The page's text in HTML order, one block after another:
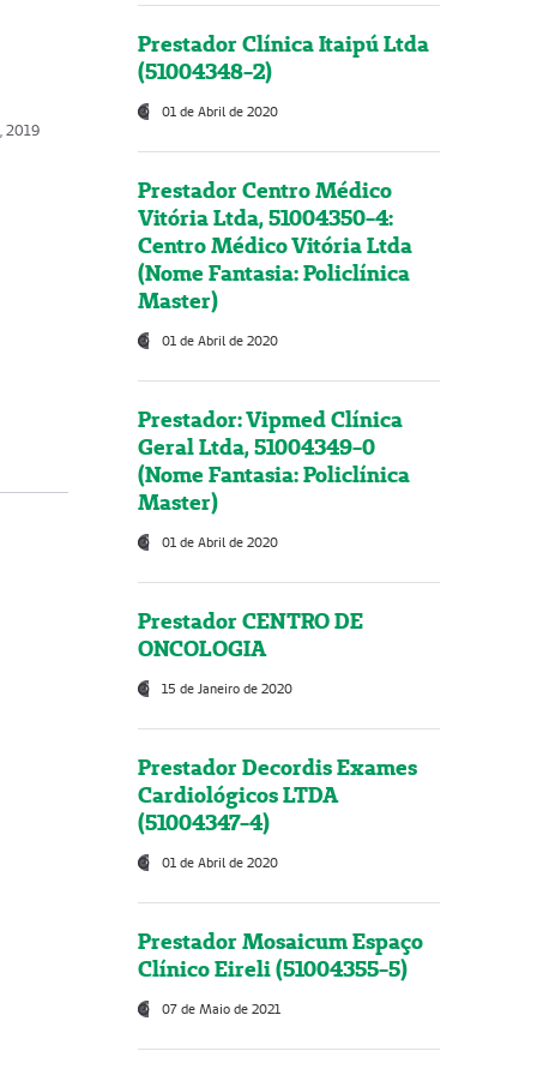
2019
Prestador Clínica Itaipú Ltda
(51004348-2)
01 de Abril de 2020
Prestador Centro Médico
Vitória Ltda, 51004350-4:
Centro Médico Vitória Ltda
(Nome Fantasia: Policlínica
Master)
01 de Abril de 2020
Prestador: Vipmed Clínica
Geral Ltda, 51004349-0
(Nome Fantasia: Policlínica
Master)
01 de Abril de 2020
Prestador CENTRO DE
ONCOLOGIA
15 de Janeiro de 2020
Prestador Decordis Exames
Cardiológicos LTDA
(51004347-4)
01 de Abril de 2020
Prestador Mosaicum Espaço
Clínico Eireli (51004355-5)
07 de Maio de 2021